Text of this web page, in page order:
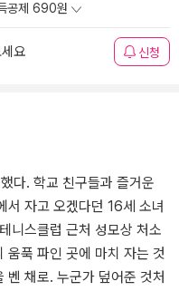
공제 690원
요 신청
다. 학교 친구들과 즐거운
서 자고 오겠다던 16세 소녀
니스클럽 근처 성모상 처소
움푹 파인 곳에 마치 자는 것
벤 채로. 누군가 덮어준 것처